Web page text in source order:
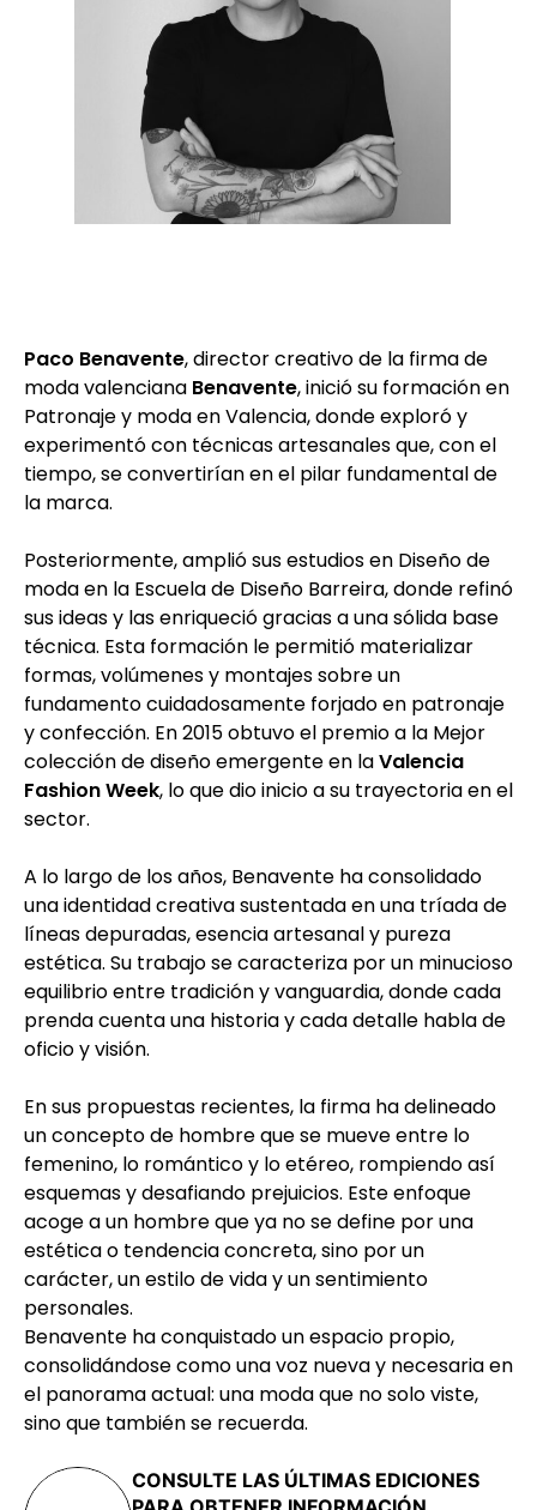
Paco Benavente, director creativo de la firma de
moda valenciana Benavente, inició su formación en
Patronaje y moda en Valencia, donde exploró y
experimentó con técnicas artesanales que, con el
tiempo, se convertirían en el pilar fundamental de
la marca.
Posteriormente, amplió sus estudios en Diseño de
moda en la Escuela de Diseño Barreira, donde refinó
sus ideas y las enriqueció gracias a una sólida base
técnica. Esta formación le permitió materializar
formas, volúmenes y montajes sobre un
fundamento cuidadosamente forjado en patronaje
y confección. En 2015 obtuvo el premio a la Mejor
colección de diseño emergente en laValencia
Fashion Week, lo que dio inicio a su trayectoria en el
sector.
A lo largo de los años, Benavente ha consolidado
una identidad creativa sustentada en una tríada de
líneas depuradas, esencia artesanal y pureza
estética. Su trabajo se caracteriza por un minucioso
equilibrio entre tradición y vanguardia, donde cada
prenda cuenta una historia y cada detalle habla de
oficio y visión.
En sus propuestas recientes, la firma ha delineado
un concepto de hombre que se mueve entre lo
femenino, lo romántico y lo etéreo, rompiendo así
esquemas y desafiando prejuicios. Este enfoque
acoge a un hombre que ya no se define por una
estética o tendencia concreta, sino por un
carácter, un estilo de vida y un sentimiento
personales.
Benavente ha conquistado un espacio propio,
consolidándose como una voz nueva y necesaria en
el panorama actual: una moda que no solo viste,
sino que también se recuerda.
CONSULTE LAS ÚLTIMAS EDICIONES